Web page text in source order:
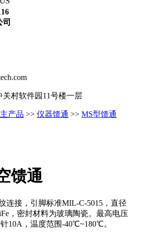
村软件园11号楼一层
产品 >> 仪器馈通 >> MS型馈通
馈通
连接，引脚标准MIL-C-5015，直径
，密封材料为玻璃陶瓷。最高电压
10A，温度范围-40℃~180℃。